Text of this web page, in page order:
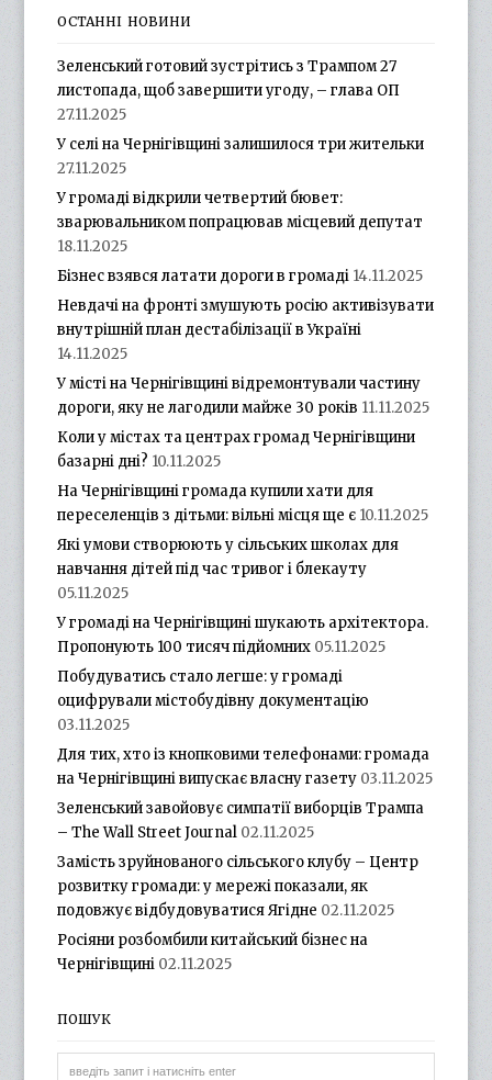
ОСТАННІ НОВИНИ
Зеленський готовий зустрітись з Трампом 27
листопада, щоб завершити угоду, – глава ОП
27.11.2025
У селі на Чернігівщині залишилося три жительки
27.11.2025
У громаді відкрили четвертий бювет:
зварювальником попрацював місцевий депутат
18.11.2025
Бізнес взявся латати дороги в громаді 14.11.2025
Невдачі на фронті змушують росію активізувати
внутрішній план дестабілізації в Україні
14.11.2025
У місті на Чернігівщині відремонтували частину
дороги, яку не лагодили майже 30 років 11.11.2025
Коли у містах та центрах громад Чернігівщини
базарні дні? 10.11.2025
На Чернігівщині громада купили хати для
переселенців з дітьми: вільні місця ще є 10.11.2025
Які умови створюють у сільських школах для
навчання дітей під час тривог і блекауту
05.11.2025
У громаді на Чернігівщині шукають архітектора.
Пропонують 100 тисяч підйомних 05.11.2025
Побудуватись стало легше: у громаді
оцифрували містобудівну документацію
03.11.2025
Для тих, хто із кнопковими телефонами: громада
на Чернігівщині випускає власну газету 03.11.2025
Зеленський завойовує симпатії виборців Трампа
– The Wall Street Journal 02.11.2025
Замість зруйнованого сільського клубу – Центр
розвитку громади: у мережі показали, як
подовжує відбудовуватися Ягідне 02.11.2025
Росіяни розбомбили китайський бізнес на
Чернігівщині 02.11.2025
ПОШУК